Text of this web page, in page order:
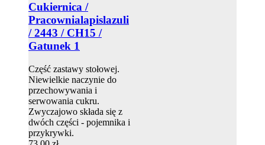
Cukiernica /
Pracownialapislazuli
/ 2443 / CH15 /
Gatunek 1
Część zastawy stołowej.
Niewielkie naczynie do
przechowywania i
serwowania cukru.
Zwyczajowo składa się z
dwóch części - pojemnika i
przykrywki.